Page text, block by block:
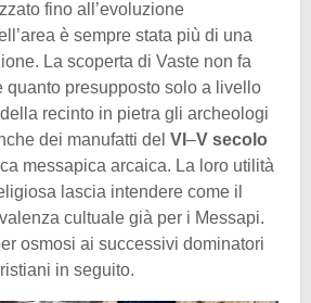
fino all’evoluzione
è sempre stata più di una
La scoperta di Vaste non fa
quanto presupposto solo a livello
recinto in pietra gli archeologi
dei manufatti del VI –V secolo
messapica arcaica. La loro utilità
lascia intendere come il
cultuale già per i Messapi.
osmosi ai successivi dominatori
in seguito.